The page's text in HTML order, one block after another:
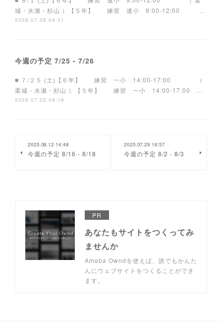
城・水瀬・杉山 ）【５年】 練習 連小 9:00-12:00 …
2026.07.28 04:31
今週の予定 7/25 - 7/26
■ ７/２５ (土)【６年】 練習 一小 14:00-17:00 （
栗城・水瀬・杉山 ）【５年】 練習 一小 14:00-17:00 …
2026.07.22 09:19
2025.08.12 14:48
今週の予定 8/16 - 8/18
2025.07.29 16:57
今週の予定 8/2 - 8/3
PR
あなたもサイトをつくってみ
ませんか
Ameba Owndを使えば、誰でもかんた
んにウェブサイトをつくることができ
ます。